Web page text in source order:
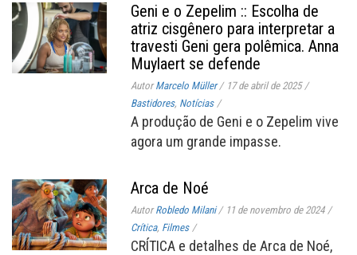
Geni e o Zepelim :: Escolha de
atriz cisgênero para interpretar a
travesti Geni gera polêmica. Anna
Muylaert se defende
AutorMarcelo Müller / 17 de abril de 2025 /
Bastidores, Notícias /
A produção de Geni e o Zepelim vive
agora um grande impasse.
Arca de Noé
AutorRobledo Milani / 11 de novembro de 2024 /
Crítica, Filmes /
CRÍTICA e detalhes de Arca de Noé,